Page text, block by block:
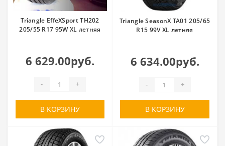
Triangle EffeXSport TH202
205/55 R17 95W XL летняя
6 629.00руб.
- +
В КОРЗИНУ
Triangle SeasonX TA01 205/65
R15 99V XL летняя
6 634.00руб.
- +
В КОРЗИНУ